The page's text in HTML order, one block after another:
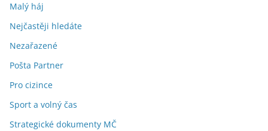
Malý háj
Nejčastěji hledáte
Nezařazené
Pošta Partner
Pro cizince
Sport a volný čas
Strategické dokumenty MČ